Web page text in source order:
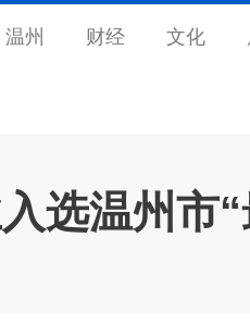
温州 财经 文化
选温州市